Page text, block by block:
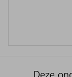
Deze